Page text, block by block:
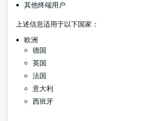
其他终端用户
上述信息适用于以下国家：
欧洲
德国
英国
法国
意大利
西班牙